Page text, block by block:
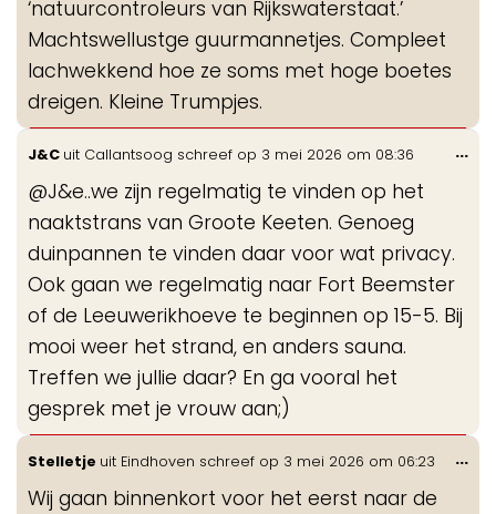
‘natuurcontroleurs van Rijkswaterstaat.’
Machtswellustge guurmannetjes. Compleet
lachwekkend hoe ze soms met hoge boetes
dreigen. Kleine Trumpjes.
J&C uit Callantsoog schreef op 3 mei 2026 om 08:36
@J&e..we zijn regelmatig te vinden op het
naaktstrans van Groote Keeten. Genoeg
duinpannen te vinden daar voor wat privacy.
Ook gaan we regelmatig naar Fort Beemster
of de Leeuwerikhoeve te beginnen op 15-5. Bij
mooi weer het strand, en anders sauna.
Treffen we jullie daar? En ga vooral het
gesprek met je vrouw aan;)
...
Stelletje uit Eindhoven schreef op 3 mei 2026 om 06:23
Wij gaan binnenkort voor het eerst naar de
...